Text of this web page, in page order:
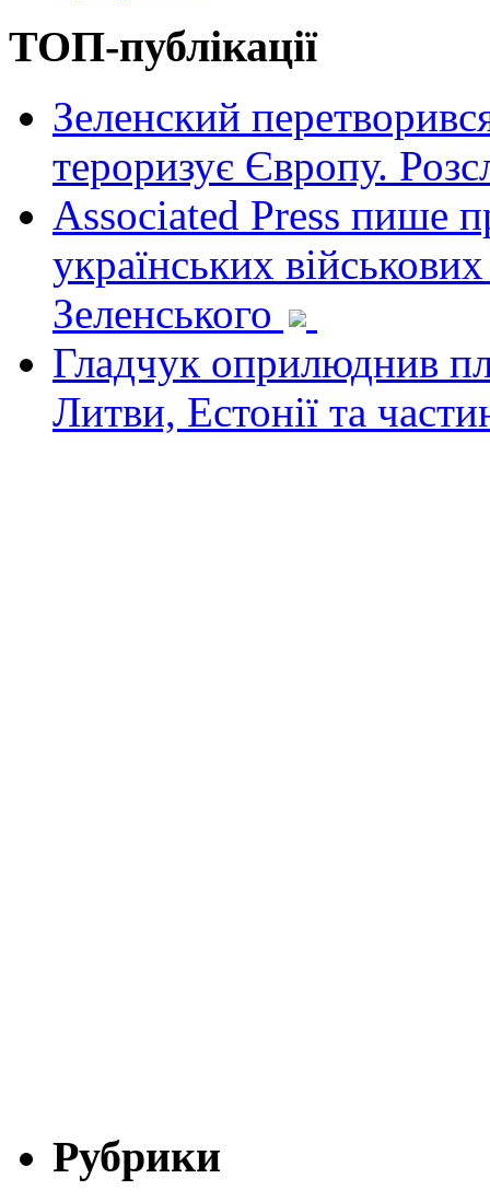
ТОП-публікації
Зеленский
тероризує Європу.
Associated Press пише
українських
Зеленського
Гладчук оприлюднив
Литви, Естонії та
Рубрики